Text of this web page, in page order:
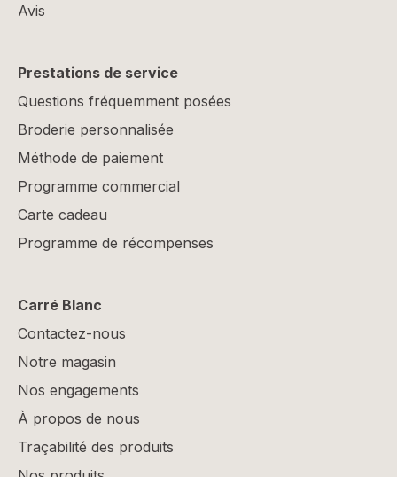
Avis
Prestations de service
Questions fréquemment posées
Broderie personnalisée
Méthode de paiement
Programme commercial
Carte cadeau
Programme de récompenses
Carré Blanc
Contactez-nous
Notre magasin
Nos engagements
À propos de nous
Traçabilité des produits